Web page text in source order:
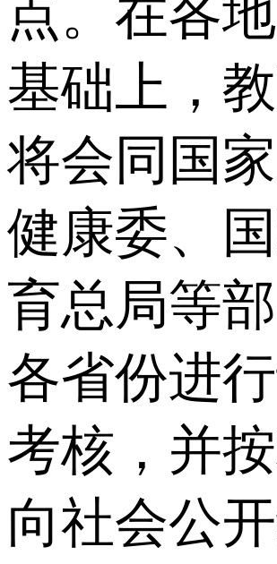
点。在各
基础上，
将会同国
健康委、
育总局等
各省份进
考核，并
向社会公